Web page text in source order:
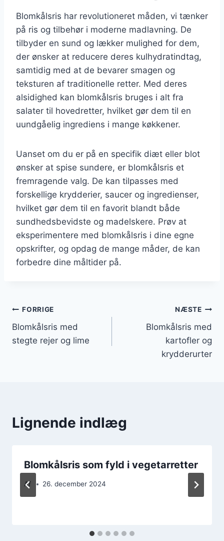
Blomkålsris har revolutioneret måden, vi tænker
på ris og tilbehør i moderne madlavning. De
tilbyder en sund og lækker mulighed for dem,
der ønsker at reducere deres kulhydratindtag,
samtidig med at de bevarer smagen og
teksturen af traditionelle retter. Med deres
alsidighed kan blomkålsris bruges i alt fra
salater til hovedretter, hvilket gør dem til en
uundgåelig ingrediens i mange køkkener.
Uanset om du er på en specifik diæt eller blot
ønsker at spise sundere, er blomkålsris et
fremragende valg. De kan tilpasses med
forskellige krydderier, saucer og ingredienser,
hvilket gør dem til en favorit blandt både
sundhedsbevidste og madelskere. Prøv at
eksperimentere med blomkålsris i dine egne
opskrifter, og opdag de mange måder, de kan
forbedre dine måltider på.
Indlægsnavigation
FORRIGE
Blomkålsris med
stegte rejer og lime
NÆSTE
Blomkålsris med
kartofler og
krydderurter
Lignende indlæg
Blomkålsris som fyld i vegetarretter
Af 26. december 2024